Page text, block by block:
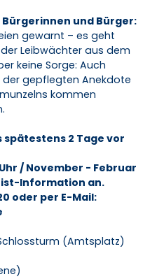
und Bürger:
gewarnt – es geht
Leibwächter aus dem
keine Sorge: Auch
der gepflegten Anekdote
kommen
spätestens 2 Tage vor
/ November - Februar
Information an.
oder per E-Mail:
(Amtsplatz)